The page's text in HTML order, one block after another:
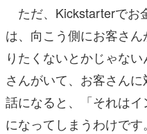
ただ、Kickstarterでお
は、向こう側にお客さ
りたくないとかじゃな
さんがいて、お客さん
話になると、「それは
になってしまうわけです。